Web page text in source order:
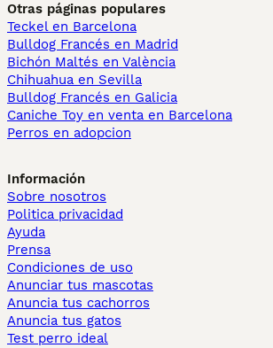
Otras páginas populares
Teckel en Barcelona
Bulldog Francés en Madrid
Bichón Maltés en València
Chihuahua en Sevilla
Bulldog Francés en Galicia
Caniche Toy en venta en Barcelona
Perros en adopcion
Información
Sobre nosotros
Politica privacidad
Ayuda
Prensa
Condiciones de uso
Anunciar tus mascotas
Anuncia tus cachorros
Anuncia tus gatos
Test perro ideal